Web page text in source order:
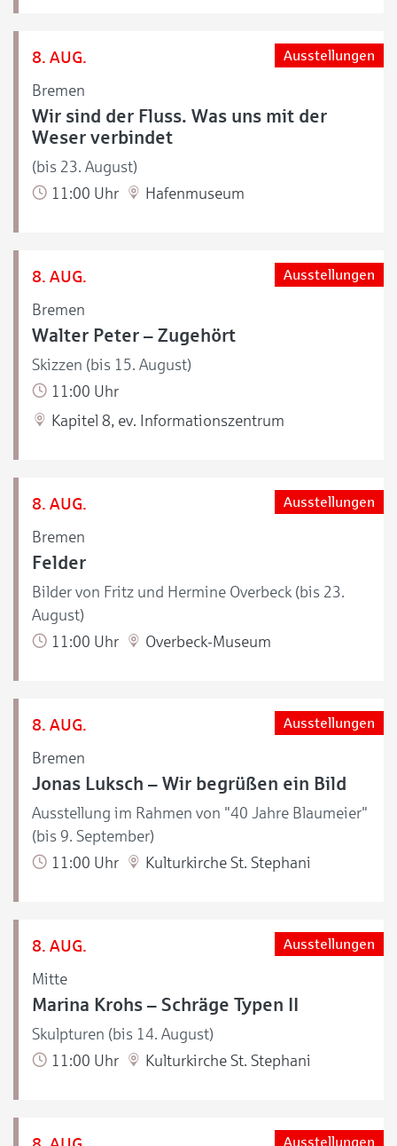
8. AUG.
Bremen
Ausstellungen
Wir sind der Fluss. Was uns mit der
Weser verbindet
(bis 23. August)
11:00 Uhr
Hafenmuseum
8. AUG.
Bremen
Ausstellungen
Walter Peter – Zugehört
Skizzen (bis 15. August)
11:00 Uhr
Kapitel 8, ev. Informationszentrum
8. AUG.
Bremen
Ausstellungen
Felder
Bilder von Fritz und Hermine Overbeck (bis 23.
August)
11:00 Uhr
Overbeck-Museum
8. AUG.
Bremen
Ausstellungen
Jonas Luksch – Wir begrüßen ein Bild
Ausstellung im Rahmen von "40 Jahre Blaumeier"
(bis 9. September)
11:00 Uhr
Kulturkirche St. Stephani
8. AUG.
Mitte
Ausstellungen
Marina Krohs – Schräge Typen II
Skulpturen (bis 14. August)
11:00 Uhr
Kulturkirche St. Stephani
Ausstellungen